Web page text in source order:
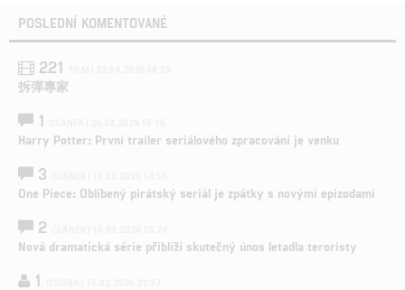
POSLEDNÍ KOMENTOVANÉ
221
拆彈專家
1
Harry Potter: První trailer seriálového zpracování je venku
3
One Piece: Oblíbený pirátský seriál je zpátky s novými epizodami
2
Nová dramatická série přiblíží skutečný únos letadla teroristy
1